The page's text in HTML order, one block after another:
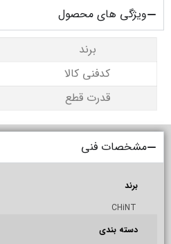
ویژگی های محصول
برند
کدفنی کالا
قدرت قطع
مشخصات فنی
برند
CHiNT
دسته بندی